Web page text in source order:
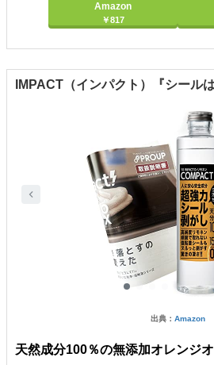
Amazon
￥817
IMPACT（インパクト）『シールは
出典： Amazon
天然成分100％の無添加オレンジ